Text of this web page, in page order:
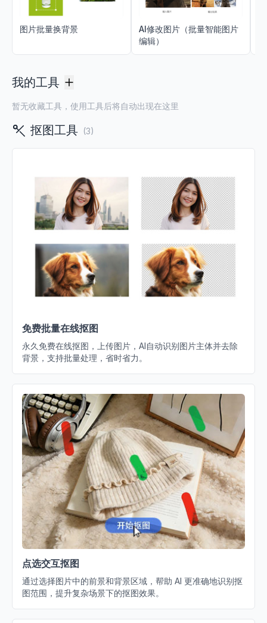
图片批量换背景
AI修改图片（批量智能图片
编辑）
我的工具
暂无收藏工具，使用工具后将自动出现在这里
抠图工具 (3)
免费批量在线抠图
永久免费在线抠图，上传图片，AI自动识别图片主体并去除
背景，支持批量处理，省时省力。
点选交互抠图
通过选择图片中的前景和背景区域，帮助 AI 更准确地识别抠
图范围，提升复杂场景下的抠图效果。